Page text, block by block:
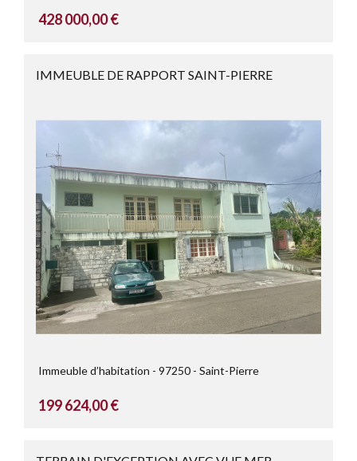
428 000,00 €
IMMEUBLE DE RAPPORT SAINT-PIERRE
Immeuble d’habitation 97250 Saint-Pierre
199 624,00 €